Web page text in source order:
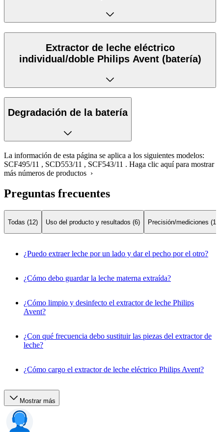
Extractor de leche eléctrico
individual/doble Philips Avent (batería)
Degradación de la batería
La información de esta página se aplica a los siguientes modelos:
SCF495/11 , SCD553/11 , SCF543/11 . Haga clic aquí para mostrar
más números de productos ›
Preguntas frecuentes
Todas (12) Uso del producto y resultados (6) Precisión/mediciones (1)
¿Puedo extraer leche por un lado y dar el pecho por el otro?
¿Cómo debo guardar la leche materna extraída?
¿Cómo limpio y desinfecto el extractor de leche Philips
Avent?
¿Con qué frecuencia debo sustituir las piezas del extractor de
leche?
¿Cómo cargo el extractor de leche eléctrico Philips Avent?
Mostrar más